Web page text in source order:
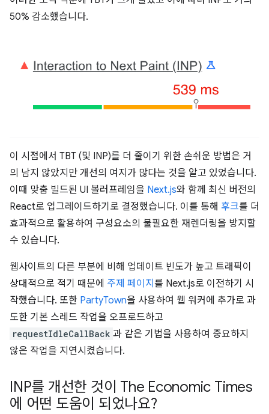
50% 감소했습니다.
이 시점에서 TBT (및 INP)를 더 줄이기 위한 손쉬운 방법은 거
의 남지 않았지만 개선의 여지가 많다는 것을 알고 있었습니다.
이때 맞춤 빌드된 UI 볼러프레임을 Next.js와 함께 최신 버전의
React로 업그레이드하기로 결정했습니다. 이를 통해 후크를 더
효과적으로 활용하여 구성요소의 불필요한 재렌더링을 방지할
수 있습니다.
웹사이트의 다른 부분에 비해 업데이트 빈도가 높고 트래픽이
상대적으로 적기 때문에 주제 페이지 를 Next.js로 이전하기 시
작했습니다. 또한 PartyTown을 사용하여 웹 워커에 추가로 과
도한 기본 스레드 작업을 오프로드하고
requestIdleCallBack 과 같은 기법을 사용하여 중요하지
않은 작업을 지연시켰습니다.
INP를 개선한 것이 The Economic Times
에 어떤 도움이 되었나요?